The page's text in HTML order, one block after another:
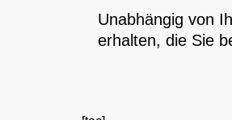
Unabhängig von
erhalten, die Sie